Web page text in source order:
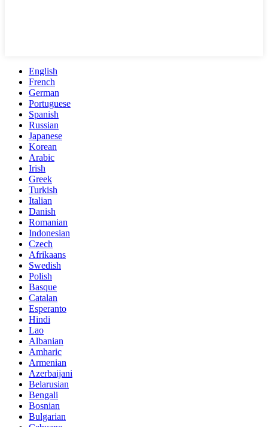
English
French
German
Portuguese
Spanish
Russian
Japanese
Korean
Arabic
Irish
Greek
Turkish
Italian
Danish
Romanian
Indonesian
Czech
Afrikaans
Swedish
Polish
Basque
Catalan
Esperanto
Hindi
Lao
Albanian
Amharic
Armenian
Azerbaijani
Belarusian
Bengali
Bosnian
Bulgarian